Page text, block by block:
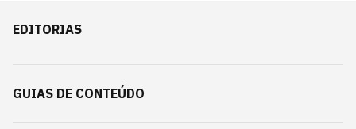
EDITORIAS
GUIAS DE CONTEÚDO